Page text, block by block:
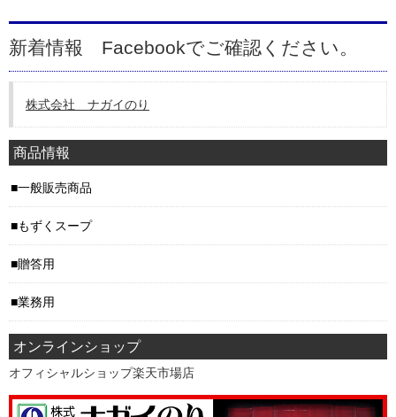
新着情報 Facebookでご確認ください。
株式会社 ナガイのり
商品情報
一般販売商品
もずくスープ
贈答用
業務用
オンラインショップ
オフィシャルショップ楽天市場店